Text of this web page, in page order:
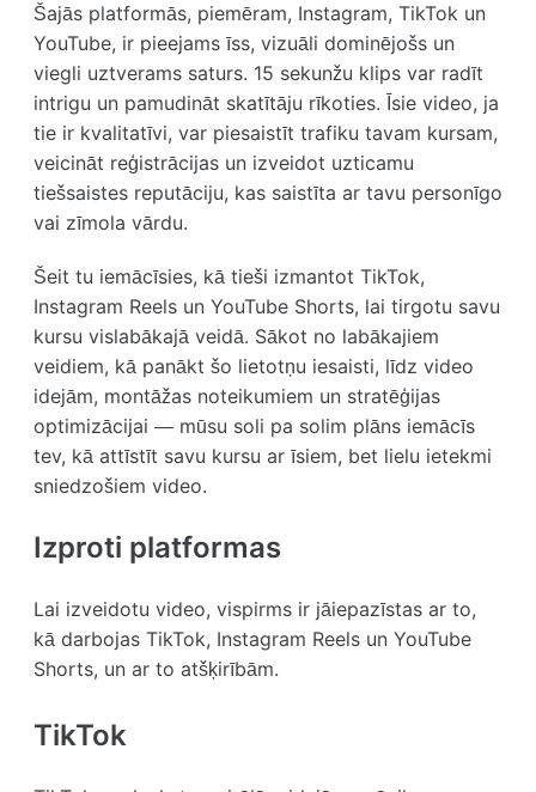
Šajās platformās, piemēram, Instagram, TikTok un
YouTube, ir pieejams īss, vizuāli dominējošs un
viegli uztverams saturs. 15 sekunžu klips var radīt
intrigu un pamudināt skatītāju rīkoties. Īsie video, ja
tie ir kvalitatīvi, var piesaistīt trafiku tavam kursam,
veicināt reģistrācijas un izveidot uzticamu
tiešsaistes reputāciju, kas saistīta ar tavu personīgo
vai zīmola vārdu.
Šeit tu iemācīsies, kā tieši izmantot TikTok,
Instagram Reels un YouTube Shorts, lai tirgotu savu
kursu vislabākajā veidā. Sākot no labākajiem
veidiem, kā panākt šo lietotņu iesaisti, līdz video
idejām, montāžas noteikumiem un stratēģijas
optimizācijai — mūsu soli pa solim plāns iemācīs
tev, kā attīstīt savu kursu ar īsiem, bet lielu ietekmi
sniedzošiem video.
Izproti platformas
Lai izveidotu video, vispirms ir jāiepazīstas ar to,
kā darbojas TikTok, Instagram Reels un YouTube
Shorts, un ar to atšķirībām.
TikTok